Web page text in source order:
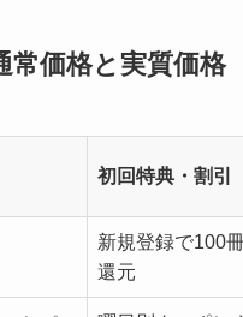
常価格と実質価格
初回特典・割引
新規登録で100
還元